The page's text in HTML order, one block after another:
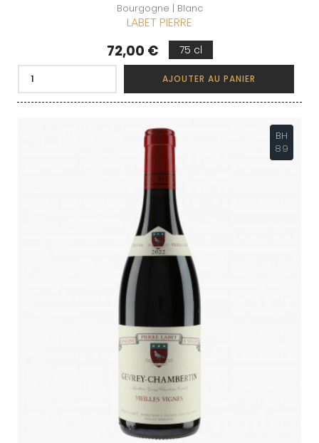
Bourgogne | Blanc
LABET PIERRE
Prix
72,00 € 75 cl
AJOUTER AU PANIER
BH
89